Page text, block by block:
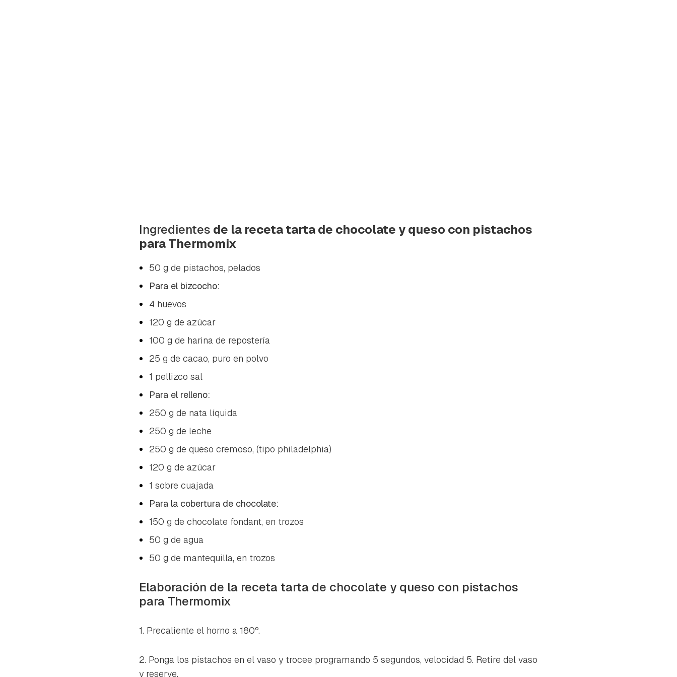
Ingredientes de la receta tarta de chocolate y queso con pistachos
para Thermomix
50 g de pistachos, pelados
Para el bizcocho:
4 huevos
120 g de azúcar
100 g de harina de repostería
25 g de cacao, puro en polvo
1 pellizco sal
Para el relleno:
250 g de nata líquida
250 g de leche
250 g de queso cremoso, (tipo philadelphia)
120 g de azúcar
1 sobre cuajada
Para la cobertura de chocolate:
150 g de chocolate fondant, en trozos
50 g de agua
50 g de mantequilla, en trozos
Elaboración de la receta tarta de chocolate y queso con pistachos
para Thermomix
1. Precaliente el horno a 180º.
2. Ponga los pistachos en el vaso y trocee programando 5 segundos, velocidad 5. Retire del vaso
y reserve.